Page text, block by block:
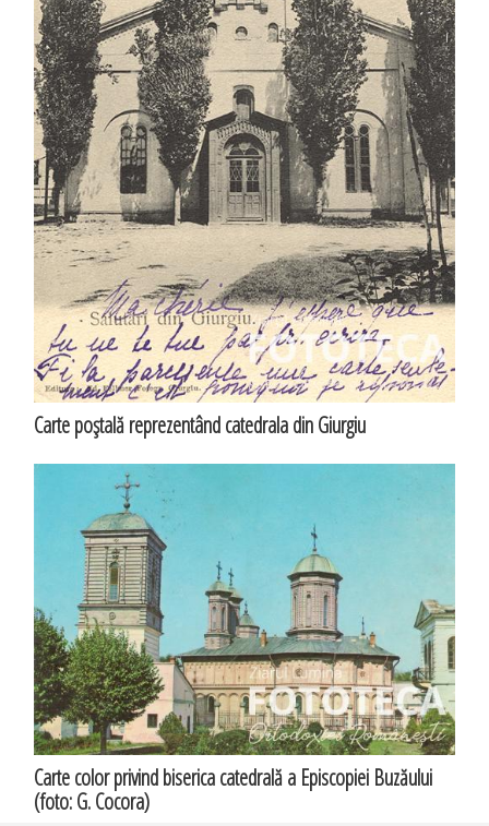
Carte poştală reprezentând catedrala din Giurgiu
Carte color privind biserica catedrală a Episcopiei Buzăului
(foto: G. Cocora)